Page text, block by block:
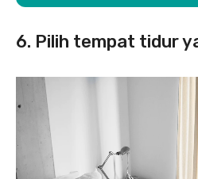
6. Pilih tempat tidur